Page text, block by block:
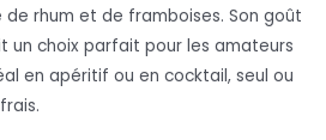
rhum et de framboises. Son goût
un choix parfait pour les amateurs
en apéritif ou en cocktail, seul ou